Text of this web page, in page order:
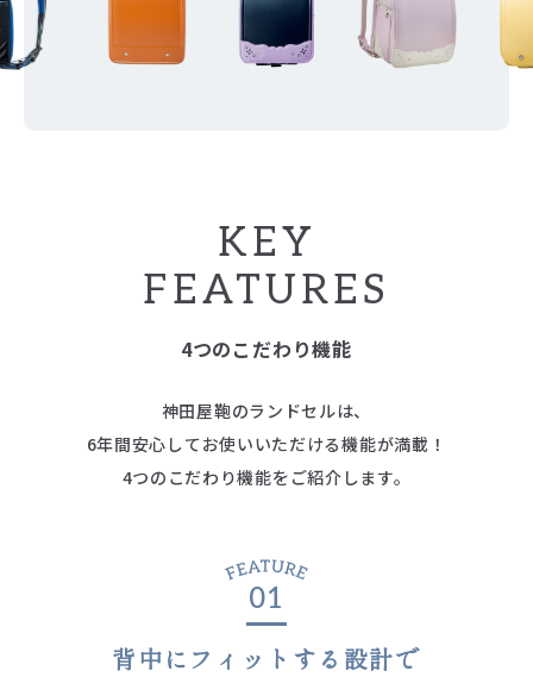
KEY
FEATURES
4つのこだわり機能
神田屋鞄のランドセルは、
6年間安心してお使いいただける機能が満載！
4つのこだわり機能をご紹介します。
01
背中にフィットする設計で